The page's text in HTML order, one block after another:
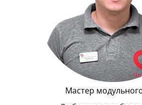
Мастер